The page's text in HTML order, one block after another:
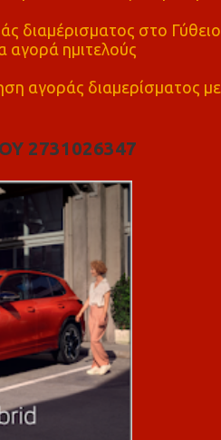
διαμέρισματος στο Γύθειο
αγορά ημιτελούς
αγοράς διαμερίσματος με
2731026347